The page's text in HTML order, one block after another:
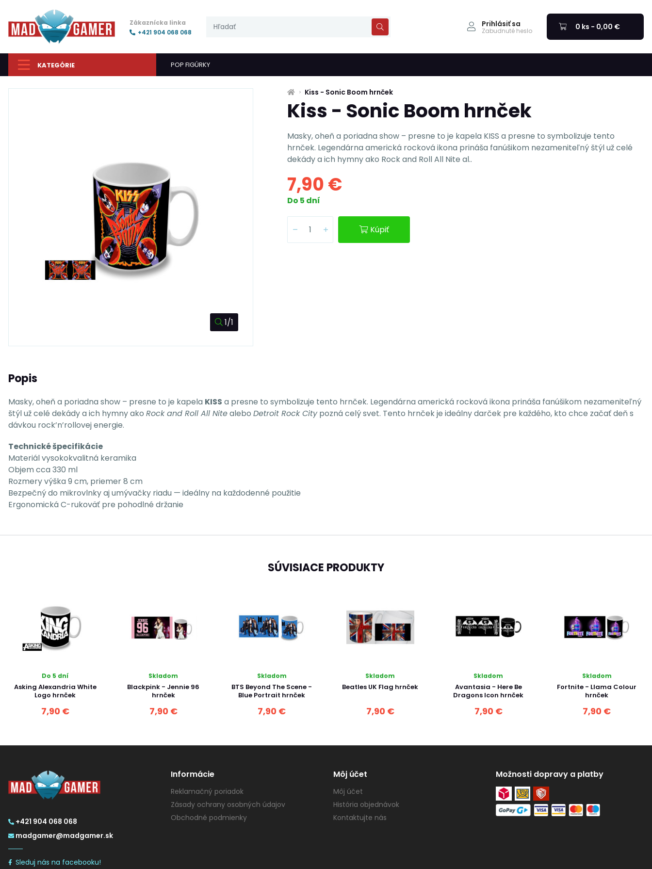
Zákaznícka linka
+421 904 068 068
Prihlásiť sa
Zabudnuté heslo 0 ks - 0,00 €
KATEGÓRIE POP FIGÚRKY
1/1
Kiss - Sonic Boom hrnček
Kiss - Sonic Boom hrnček
Masky, oheň a poriadna show – presne to je kapela KISS a presne to symbolizuje tento
hrnček. Legendárna americká rocková ikona prináša fanúšikom nezameniteľný štýl už celé
dekády a ich hymny ako Rock and Roll All Nite al..
7,90 €
Do 5 dní
Kúpiť
Popis
Masky, oheň a poriadna show – presne to je kapela KISS a presne to symbolizuje tento hrnček. Legendárna americká rocková ikona prináša fanúšikom nezameniteľný
štýl už celé dekády a ich hymny ako Rock and Roll All Nitealebo Detroit Rock Citypozná celý svet. Tento hrnček je ideálny darček pre každého, kto chce začať deň s
dávkou rock’n’rollovej energie.
Technické špecifikácie
Materiál vysokokvalitná keramika
Objem cca 330 ml
Rozmery výška 9 cm, priemer 8 cm
Bezpečný do mikrovlnky aj umývačky riadu — ideálny na každodenné použitie
Ergonomická C-rukoväť pre pohodlné držanie
SÚVISIACE PRODUKTY
Do 5 dní
Asking Alexandria White
Logo hrnček
7,90 €
Skladom
Blackpink - Jennie 96
hrnček
7,90 €
Skladom
BTS Beyond The Scene -
Blue Portrait hrnček
7,90 €
Skladom
Beatles UK Flag hrnček
7,90 €
Skladom
Avantasia - Here Be
Dragons Icon hrnček
7,90 €
Skladom
Fortnite - Llama Colour
hrnček
7,90 €
+421 904 068 068
madgamer@madgamer.sk
Sleduj nás na facebooku!
Informácie
Reklamačný poriadok
Zásady ochrany osobných údajov
Obchodné podmienky
Môj účet
Môj účet
História objednávok
Kontaktujte nás
Možnosti dopravy a platby